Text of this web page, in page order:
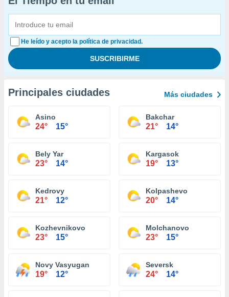
He leído y acepto la política de privacidad.
Principales ciudades Más ciudades
Asino
24° 15°
Bakchar
21° 14°
Bely Yar
23° 14°
Kargasok
19° 13°
Kedrovy
21° 12°
Kolpashevo
20° 14°
Kozhevnikovo
23° 15°
Molchanovo
23° 15°
Novy Vasyugan
19° 12°
Seversk
24° 14°